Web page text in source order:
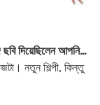
দিয়েছিলেন আপনি…
নতুন শিল্পী, কিন্তু